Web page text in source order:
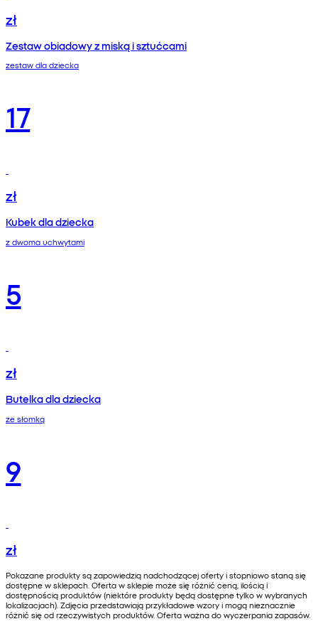
zł
Zestaw obiadowy z miską i sztućcami
zestaw dla dziecka
17
zł
Kubek dla dziecka
z dwoma uchwytami
5
zł
Butelka dla dziecka
ze słomką
9
zł
Pokazane produkty są zapowiedzią nadchodzącej oferty i stopniowo staną się
dostępne w sklepach. Oferta w sklepie może się różnić ceną, ilością i
dostępnością produktów (niektóre produkty będą dostępne tylko w wybranych
lokalizacjach). Zdjęcia przedstawiają przykładowe wzory i mogą nieznacznie
różnić się od rzeczywistych produktów. Oferta ważna do wyczerpania zapasów.